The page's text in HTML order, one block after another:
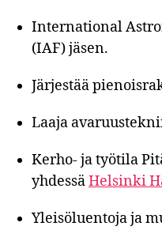
International
(IAF) jäsen.
Järjestää
Laaja
Kerho- ja työtila
yhdessäHelsinki
Yleisöluentoja ja